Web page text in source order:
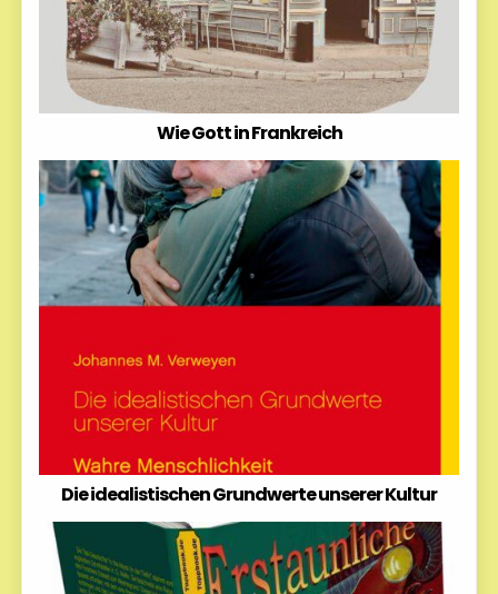
Wie Gott in Frankreich
Die idealistischen Grundwerte unserer Kultur